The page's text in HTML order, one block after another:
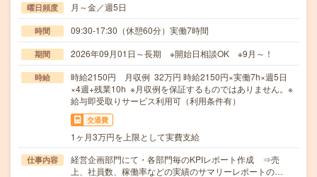
曜日頻度 月～金／週5日
時間 09:30-17:30（休憩60分）実働7時間
期間 2026年09月01日～長期 ※開始日相談OK ※9月～！
時給
時給2150円 月収例 32万円 時給2150円×実働7h×週5日
×4週+残業10h ※月収例を保証するものではありません。※
給与即受取りサービス利用可（利用条件有）
交通費
1ヶ月3万円を上限として実費支給
仕事内容
経営企画部門にて・各部門毎のKPIレポート作成 ⇒売
上、社員数、稼働率などの実績のサマリーレポートの…